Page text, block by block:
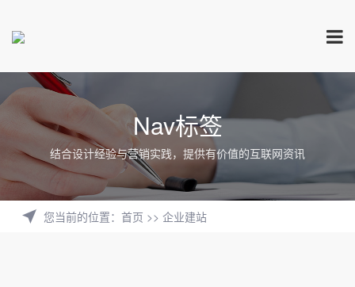
Nav标签
结合设计经验与营销实践，提供有价值的互联网资讯
您当前的位置： 首页 >> 企业建站